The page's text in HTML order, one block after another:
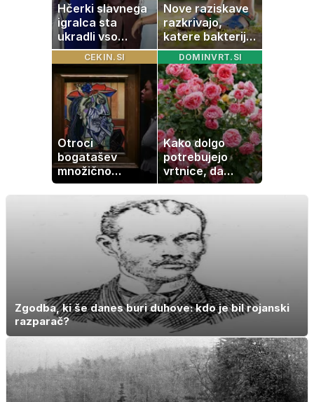
Hčerki slavnega
igralca sta
ukradli vso
pozornost
Nove raziskave
razkrivajo,
katere bakterije
na koži privlačijo
komarje
CEKIN.SI
Otroci
bogatašev
množično
prodajajo
družinske
zbirke: raje imajo
denar kot
umetnine
DOMINVRT.SI
Kako dolgo
potrebujejo
vrtnice, da
zrastejo? Vse o
rasti, cvetenju in
negi vrtnic
Zgodba, ki še danes buri duhove: kdo je bil rojanski
razparač?